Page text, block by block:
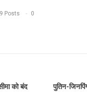
Posts 0
को बंद
पुतिन-